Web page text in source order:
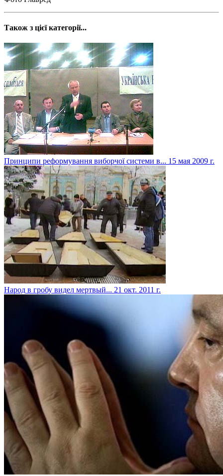
Також з цієї категорії...
Принципи реформування виборчої системи в... 15 мая 2009 г.
Народ в гробу видел мертвый... 21 окт. 2011 г.